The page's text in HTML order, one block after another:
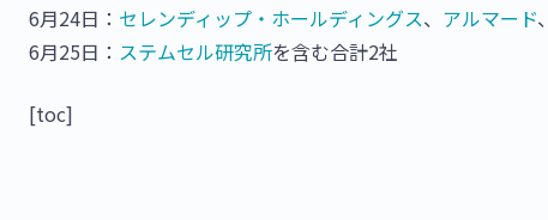
6月24日： セレンディップ・ホールディングス、 アルマード、
6月25日： ステムセル研究所を含む合計2社
[toc]